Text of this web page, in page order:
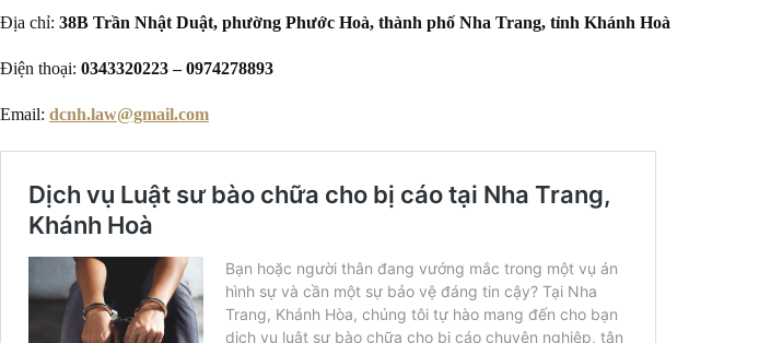
Địa chỉ: 38B Trần Nhật Duật, phường Phước Hoà, thành phố Nha Trang, tỉnh Khánh Hoà
Điện thoại: 0343320223 – 0974278893
Email: dcnh.law@gmail.com